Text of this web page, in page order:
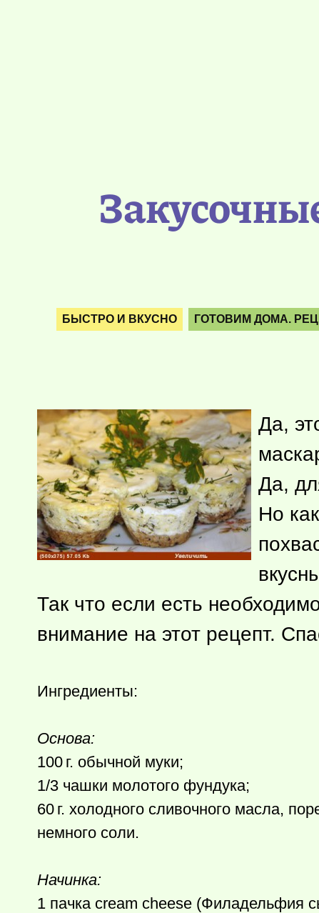
БЫСТРО И ВКУСНО ГОТОВИМ ДОМА.
Да,
Да,
Но
Так что если есть
внимание на этот рецепт.
Ингредиенты:
Основа:
100 г. обычной муки;
1/3 чашки молотого фундука;
60 г. холодного сливочного масла,
немного соли.
Начинка:
1 пачка cream cheese (Филадельфия